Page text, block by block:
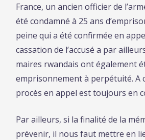
France, un ancien officier de
été condamné à 25 ans
peine qui a été confirmée en
cassation de l’accusé a par
maires rwandais ont également
emprisonnement à perpétuité. A
procès en appel est toujours en
Par ailleurs, si la finalité de la
prévenir, il nous faut mettre en